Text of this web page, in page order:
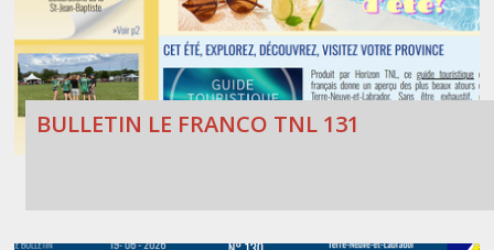
BULLETIN LE FRANCO TNL 131